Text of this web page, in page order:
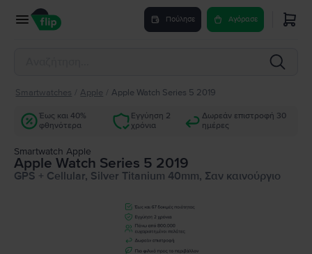
Πούλησε Αγόρασε
Smartwatches Apple Apple Watch Series 5 2019
Έως και 40%
φθηνότερα
Εγγύηση 2
χρόνια
Δωρεάν επιστροφή 30
ημέρες
Smartwatch Apple
Apple Watch Series 5 2019
GPS + Cellular, Silver Titanium 40mm, Σαν καινούργιο